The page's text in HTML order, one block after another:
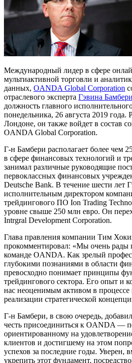
Международный лидер в сфере
мультиактивной торговли и
данных, OANDA Global Corporation
отраслевого эксперта Гэвина
должность главного
понедельника, 26 августа 2019 года.
Лондоне, он также войдет в состав
OANDA Global Corporation.
Г-н Бамбери располагает более чем
в сфере финансовых технологий и
занимал различные руководящие
первоклассных финансовых
Deutsche Bank. В течение шести лет
исполнительным директором
трейдингового ПО Ion Trading
уровне свыше 250 млн евро. Он
Intrgral Development Corporation.
Глава правления компании Тим
прокомментировал: «Мы очень рады
команде OANDA. Как зрелый
глубокими познаниями в области
превосходно понимает принципы
трейдингового сектора. Его опыт и
нас неоценимым активом в
реализации стратегической
Г-н Бамбери, в свою очередь,
честь присоединиться к OANDA —
ориентированному на
клиентов и достигшему на этом
успехов за последние годы. Уверен,
укрепить этот фундамент,